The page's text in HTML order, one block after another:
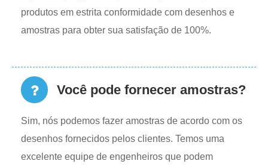
produtos em estrita conformidade com desenhos e
amostras para obter sua satisfação de 100%.
Você pode fornecer amostras?
Sim, nós podemos fazer amostras de acordo com os
desenhos fornecidos pelos clientes. Temos uma
excelente equipe de engenheiros que podem